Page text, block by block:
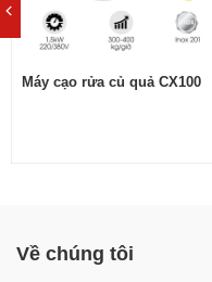
Máy cạo rửa củ quả CX100
Về chúng tôi